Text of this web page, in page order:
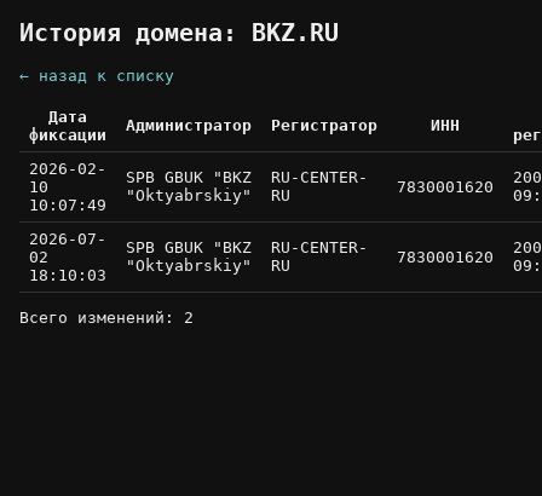
История домена: BKZ.RU
← назад к списку
Дата
фиксации
Администратор Регистратор ИНН
2026-02-
10
10:07:49
SPB GBUK "BKZ
"Oktyabrskiy"
RU-CENTER-
RU
7830001620
2026-07-
02
18:10:03
SPB GBUK "BKZ
"Oktyabrskiy"
RU-CENTER-
RU
7830001620
Всего изменений: 2